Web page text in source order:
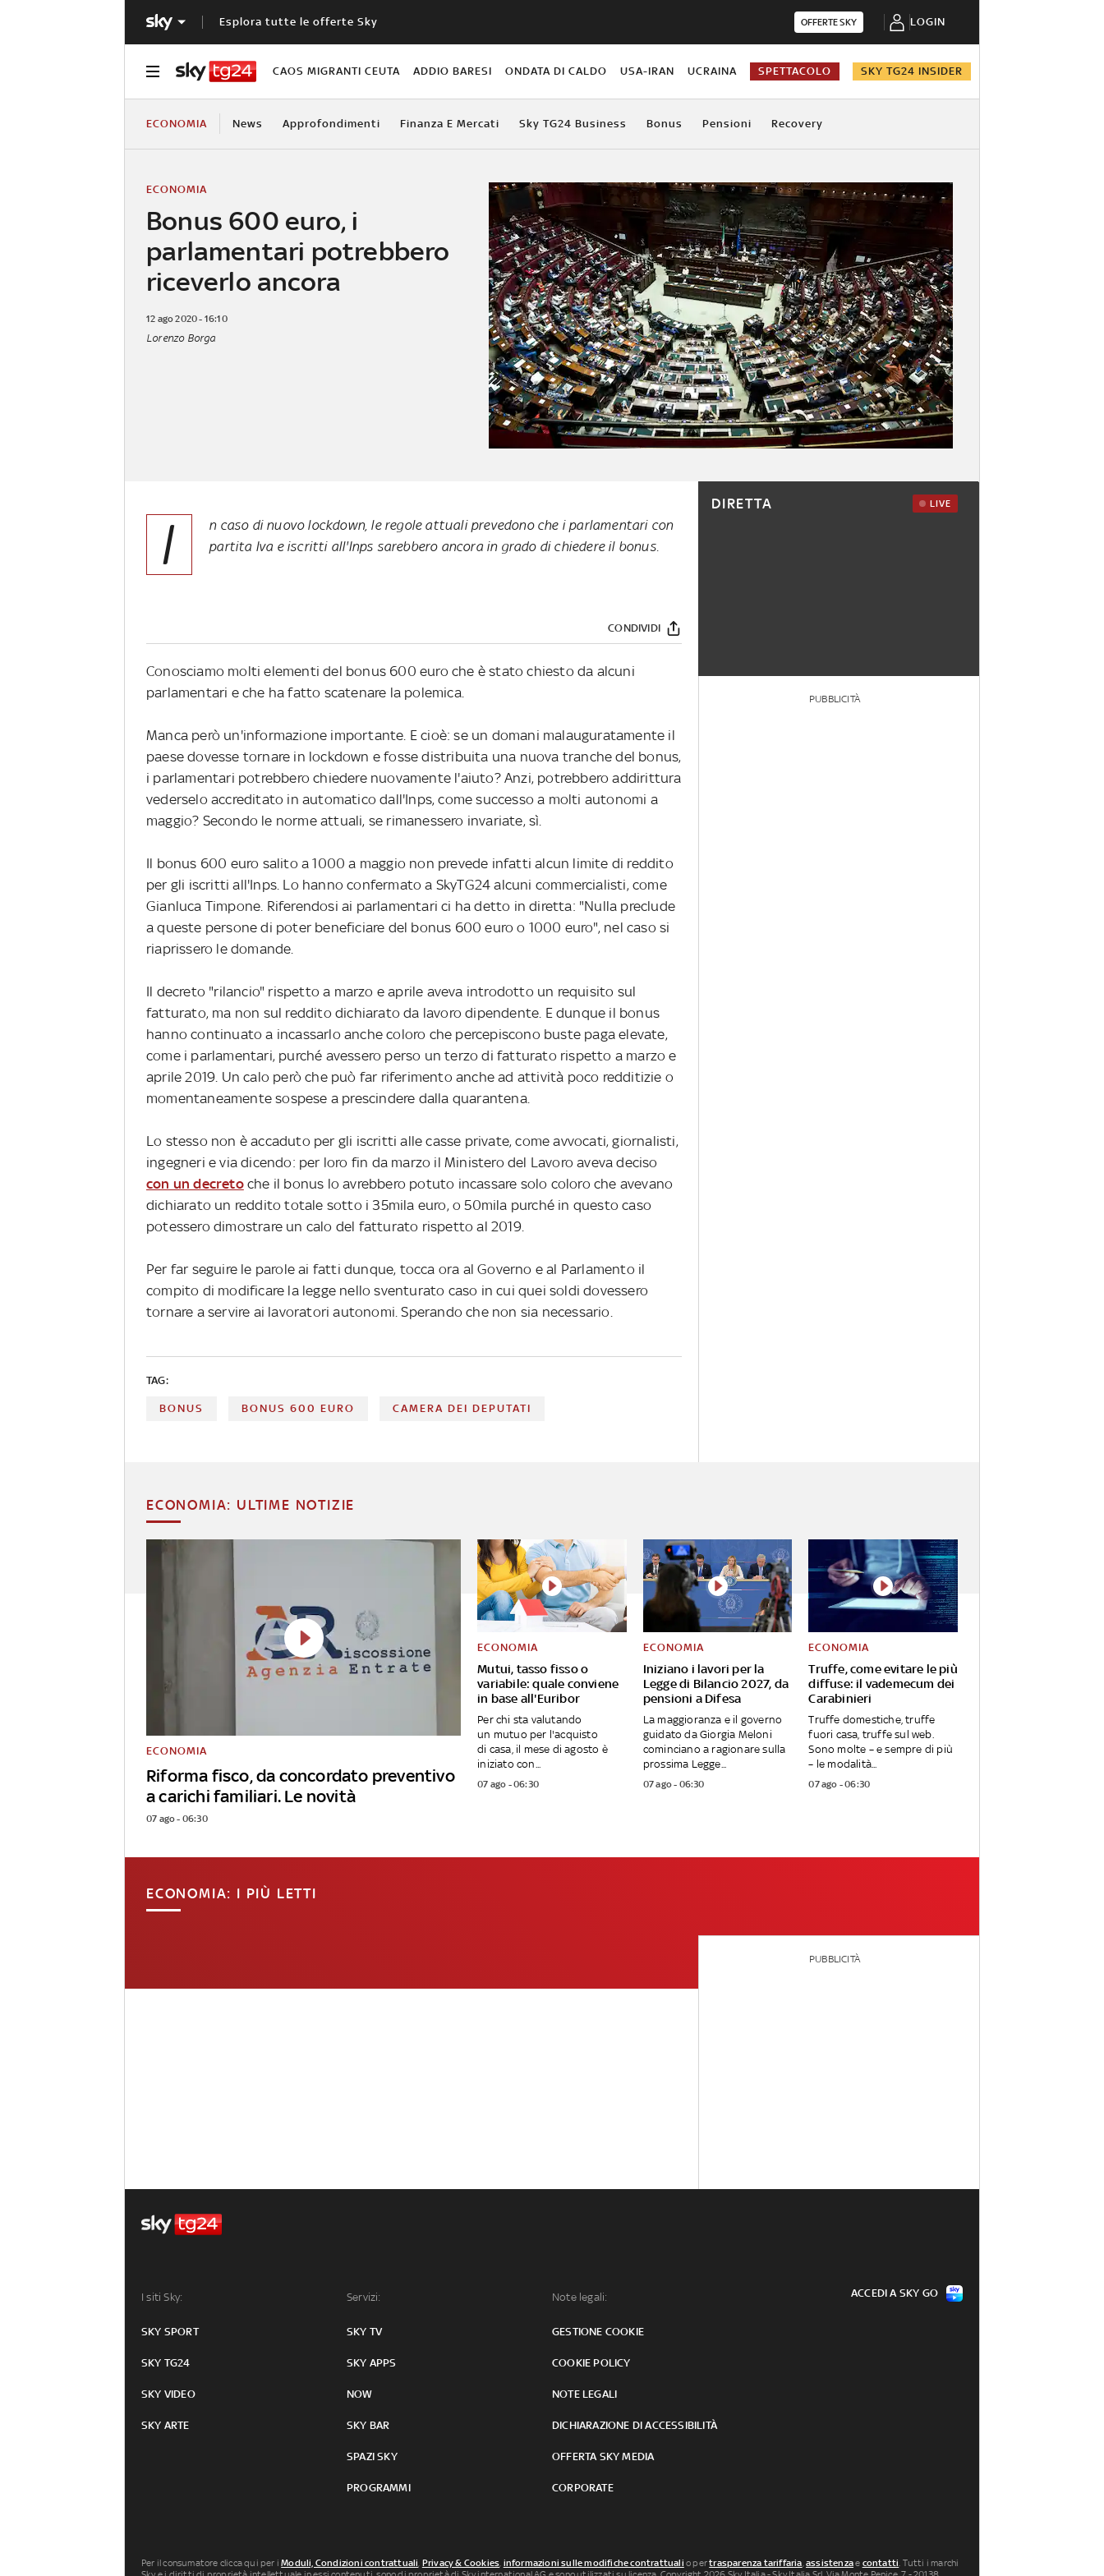
Esplora tutte le offerte Sky OFFERTE SKY LOGIN
CAOS MIGRANTI CEUTA ADDIO BARESI ONDATA DI CALDO USA-IRAN UCRAINA SPETTACOLO SKY TG24 INSIDER
ECONOMIA News Approfondimenti Finanza E Mercati Sky TG24 Business Bonus Pensioni Recovery
Bonus 600 euro, i
parlamentari potrebbero
riceverlo ancora
ECONOMIA
12 ago 2020 - 16:10
Lorenzo Borga
I
n caso di nuovo lockdown, le regole attuali prevedono che i parlamentari con
partita Iva e iscritti all'Inps sarebbero ancora in grado di chiedere il bonus.
CONDIVIDI
Conosciamo molti elementi del bonus 600 euro che è stato chiesto da alcuni
parlamentari e che ha fatto scatenare la polemica.
Manca però un'informazione importante. E cioè: se un domani malauguratamente il
paese dovesse tornare in lockdown e fosse distribuita una nuova tranche del bonus,
i parlamentari potrebbero chiedere nuovamente l'aiuto? Anzi, potrebbero addirittura
vederselo accreditato in automatico dall'Inps, come successo a molti autonomi a
maggio? Secondo le norme attuali, se rimanessero invariate, sì.
Il bonus 600 euro salito a 1000 a maggio non prevede infatti alcun limite di reddito
per gli iscritti all'Inps. Lo hanno confermato a SkyTG24 alcuni commercialisti, come
Gianluca Timpone. Riferendosi ai parlamentari ci ha detto in diretta: "Nulla preclude
a queste persone di poter beneficiare del bonus 600 euro o 1000 euro", nel caso si
riaprissero le domande.
Il decreto "rilancio" rispetto a marzo e aprile aveva introdotto un requisito sul
fatturato, ma non sul reddito dichiarato da lavoro dipendente. E dunque il bonus
hanno continuato a incassarlo anche coloro che percepiscono buste paga elevate,
come i parlamentari, purché avessero perso un terzo di fatturato rispetto a marzo e
aprile 2019. Un calo però che può far riferimento anche ad attività poco redditizie o
momentaneamente sospese a prescindere dalla quarantena.
Lo stesso non è accaduto per gli iscritti alle casse private, come avvocati, giornalisti,
ingegneri e via dicendo: per loro fin da marzo il Ministero del Lavoro aveva deciso
con un decretoche il bonus lo avrebbero potuto incassare solo coloro che avevano
dichiarato un reddito totale sotto i 35mila euro, o 50mila purché in questo caso
potessero dimostrare un calo del fatturato rispetto al 2019.
Per far seguire le parole ai fatti dunque, tocca ora al Governo e al Parlamento il
compito di modificare la legge nello sventurato caso in cui quei soldi dovessero
tornare a servire ai lavoratori autonomi. Sperando che non sia necessario.
TAG:
BONUS BONUS 600 EURO CAMERA DEI DEPUTATI
DIRETTA LIVE
PUBBLICITÀ
ECONOMIA: ULTIME NOTIZIE
Riforma fisco, da concordato preventivo
a carichi familiari. Le novità
ECONOMIA
07 ago - 06:30
Mutui, tasso fisso o
variabile: quale conviene
in base all'Euribor
ECONOMIA
Per chi sta valutando
un mutuo per l'acquisto
di casa, il mese di agosto è
iniziato con...
07 ago - 06:30
Iniziano i lavori per la
Legge di Bilancio 2027, da
pensioni a Difesa
ECONOMIA
La maggioranza e il governo
guidato da Giorgia Meloni
cominciano a ragionare sulla
prossima Legge...
07 ago - 06:30
Truffe, come evitare le più
diffuse: il vademecum dei
Carabinieri
ECONOMIA
Truffe domestiche, truffe
fuori casa, truffe sul web.
Sono molte – e sempre di più
– le modalità...
07 ago - 06:30
ECONOMIA: I PIÙ LETTI
PUBBLICITÀ
I siti Sky:
SKY SPORT
SKY TG24
SKY VIDEO
SKY ARTE
Servizi:
SKY TV
SKY APPS
NOW
SKY BAR
SPAZI SKY
PROGRAMMI
Note legali:
GESTIONE COOKIE
COOKIE POLICY
NOTE LEGALI
DICHIARAZIONE DI ACCESSIBILITÀ
OFFERTA SKY MEDIA
CORPORATE
ACCEDI A SKY GO
Per il consumatore clicca qui per iModuli, Condizioni contrattuali, Privacy & Cookies, informazioni sulle modifiche contrattuali o pertrasparenza tariffaria,assistenzae contatti. Tutti i marchi